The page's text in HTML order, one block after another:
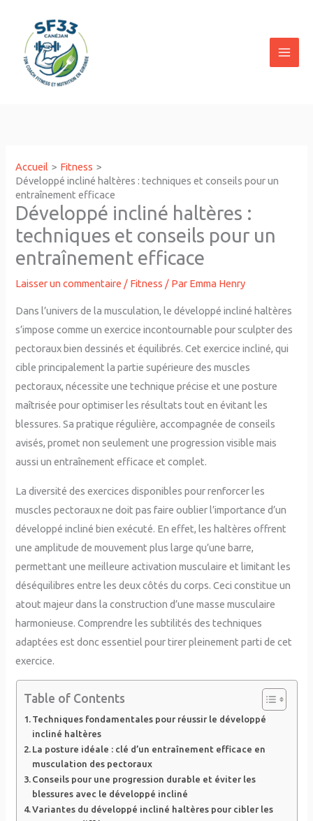
contenu
Accueil
Fitness
Développé incliné haltères : techniques et conseils pour un
entraînement efficace
Développé incliné haltères :
techniques et conseils pour un
entraînement efficace
Laisser un commentaire / Fitness / Par Emma Henry
Dans l’univers de la musculation, le développé incliné haltères
s’impose comme un exercice incontournable pour sculpter des
pectoraux bien dessinés et équilibrés. Cet exercice incliné, qui
cible principalement la partie supérieure des muscles
pectoraux, nécessite une technique précise et une posture
maîtrisée pour optimiser les résultats tout en évitant les
blessures. Sa pratique régulière, accompagnée de conseils
avisés, promet non seulement une progression visible mais
aussi un entraînement efficace et complet.
La diversité des exercices disponibles pour renforcer les
muscles pectoraux ne doit pas faire oublier l’importance d’un
développé incliné bien exécuté. En effet, les haltères offrent
une amplitude de mouvement plus large qu’une barre,
permettant une meilleure activation musculaire et limitant les
déséquilibres entre les deux côtés du corps. Ceci constitue un
atout majeur dans la construction d’une masse musculaire
harmonieuse. Comprendre les subtilités des techniques
adaptées est donc essentiel pour tirer pleinement parti de cet
exercice.
Table of Contents
Techniques fondamentales pour réussir le développé
incliné haltères
La posture idéale : clé d’un entraînement efficace en
musculation des pectoraux
Conseils pour une progression durable et éviter les
blessures avec le développé incliné
Variantes du développé incliné haltères pour cibler les